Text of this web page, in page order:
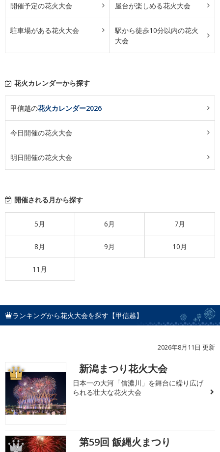
開催予定の花火大会 屋台が楽しめる花火大会
駐車場がある花火大会
駅から徒歩10分以内の花火
大会
花火カレンダーから探す
甲信越の花火カレンダー2026
今日開催の花火大会
明日開催の花火大会
開催される月から探す
5月 6月 7月
8月 9月 10月
11月
ランキングから花火大会を探す【甲信越】
2026年8月11日 更新
1 新潟まつり花火大会
日本一の大河「信濃川」を舞台に繰り広げ
られる壮大な花火大会
2 第59回 飯縄火まつり